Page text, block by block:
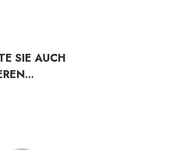
SIE AUCH